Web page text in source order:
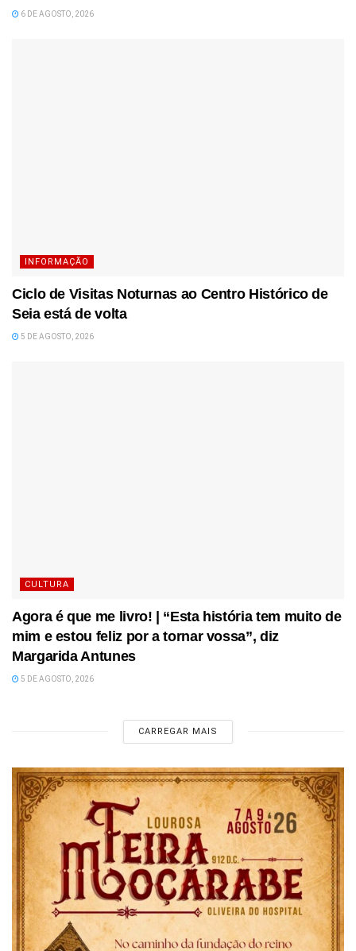
6 DE AGOSTO, 2026
INFORMAÇÃO
Ciclo de Visitas Noturnas ao Centro Histórico de
Seia está de volta
5 DE AGOSTO, 2026
CULTURA
Agora é que me livro! | “Esta história tem muito de
mim e estou feliz por a tornar vossa”, diz
Margarida Antunes
5 DE AGOSTO, 2026
CARREGAR MAIS